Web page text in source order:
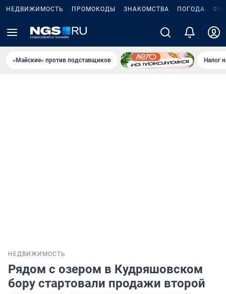
НЕДВИЖИМОСТЬ ПРОМОКОДЫ ЗНАКОМСТВА ПОГОДА
«Майские» против подставщиков Налог
НЕДВИЖИМОСТЬ
Рядом с озером в Кудряшовском
бору стартовали продажи второй